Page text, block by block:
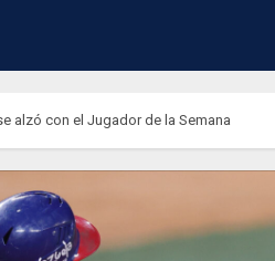
alzó con el Jugador de la Semana